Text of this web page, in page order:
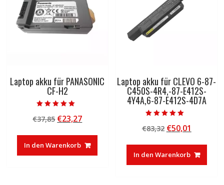
Laptop akku für PANASONIC
CF-H2
5.00
von 5
€37,85 Ursprünglicher
war:
€37,85
€23,27Aktueller
ist:
€23,27.
In den Warenkorb
Laptop akku für CLEVO 6-87-
C450S-4R4,-87-E412S-
4Y4A,6-87-E412S-4D7A
5.00
von 5
€83,32 Ursprünglicher
war:
€83,32
€50,01
ist:
€50,01.
In den Warenkorb